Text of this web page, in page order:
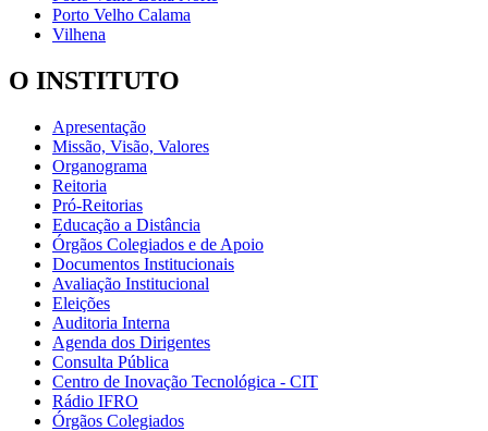
Porto Velho Calama
Vilhena
O INSTITUTO
Apresentação
Missão, Visão, Valores
Organograma
Reitoria
Pró-Reitorias
Educação a Distância
Órgãos Colegiados e de Apoio
Documentos Institucionais
Avaliação Institucional
Eleições
Auditoria Interna
Agenda dos Dirigentes
Consulta Pública
Centro de Inovação Tecnológica - CIT
Rádio IFRO
Órgãos Colegiados